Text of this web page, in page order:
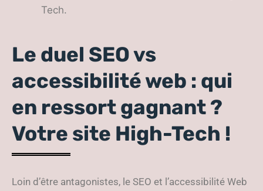
Tech.
Le duel SEO vs
accessibilité web : qui
en ressort gagnant ?
Votre site High-Tech !
Loin d’être antagonistes, le SEO et l’accessibilité Web